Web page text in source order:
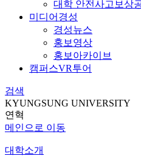
대학 안전사고보상
미디어경성
경성뉴스
홍보영상
홍보아카이브
캠퍼스VR투어
검색
KYUNGSUNG UNIVERSITY
연혁
메인으로 이동
대학소개